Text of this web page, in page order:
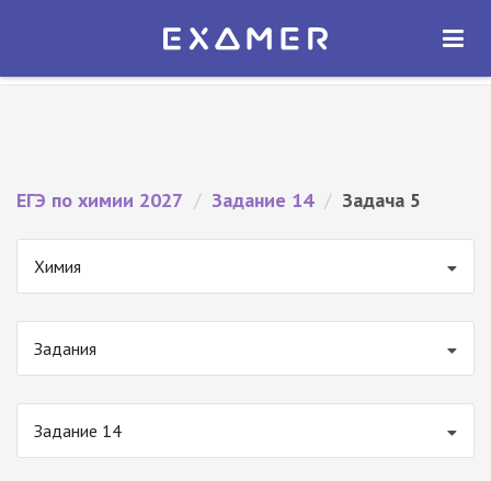
Экзамер — ЕГЭ 2027
ОТКРЫТЬ
ЕГЭ по химии 2027 / Задание 14 / Задача 5
Химия
Задания
Задание 14